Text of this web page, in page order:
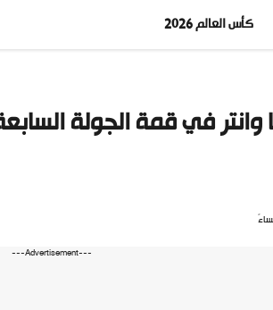
كأس العالم 2026
---Advertisement---